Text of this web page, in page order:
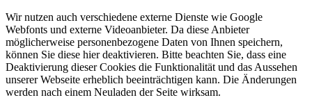
Wir nutzen auch verschiedene externe Dienste wie Google
Webfonts und externe Videoanbieter. Da diese Anbieter
möglicherweise personenbezogene Daten von Ihnen speichern,
können Sie diese hier deaktivieren. Bitte beachten Sie, dass eine
Deaktivierung dieser Cookies die Funktionalität und das Aussehen
unserer Webseite erheblich beeinträchtigen kann. Die Änderungen
werden nach einem Neuladen der Seite wirksam.